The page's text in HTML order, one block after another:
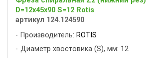
D=12x45x90 S=12 Rotis
артикул 124.124590
Производитель: ROTIS
Диаметр хвостовика (S), мм: 12